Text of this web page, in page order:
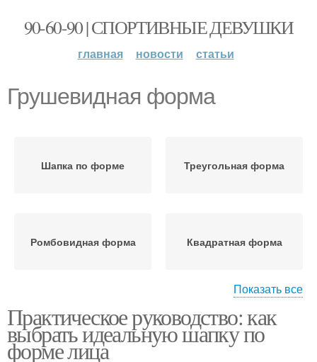
90-60-90 | СПОРТИВНЫЕ ДЕВУШКИ
главная новости статьи
Грушевидная форма
Шапка по форме Треугольная форма
Ромбовидная форма Квадратная форма
Овальная форма Круглая форма
Показать все
Практическое руководство: как
выбрать идеальную шапку по
форме лица